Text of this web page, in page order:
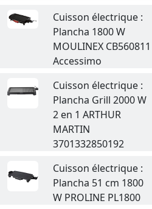
Cuisson électrique :
Plancha 1800 W
MOULINEX CB560811
Accessimo
Cuisson électrique :
Plancha Grill 2000 W
2 en 1 ARTHUR
MARTIN
3701332850192
Cuisson électrique :
Plancha 51 cm 1800
W PROLINE PL1800